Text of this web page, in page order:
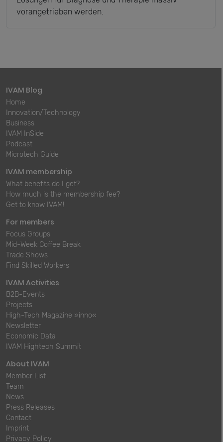
vorangetrieben werden.
IVAM Blog
Home
Innovation/Technology
Business
IVAM InSide
Podcast
Microtech Guide
IVAM membership
What benefits do I get?
How much is the membership fee?
Get to know IVAM!
For members
Focus Groups
Mid-Week Coffee Break
Trade Shows
Find Skilled Workers
IVAM Activities
B2B-Events
Projects
High-Tech Magazine »inno«
Newsletter
Economic Data
IVAM Hightech Summit
About IVAM
Member List
Team
News
Press Releases
Contact
Imprint
Privacy Policy